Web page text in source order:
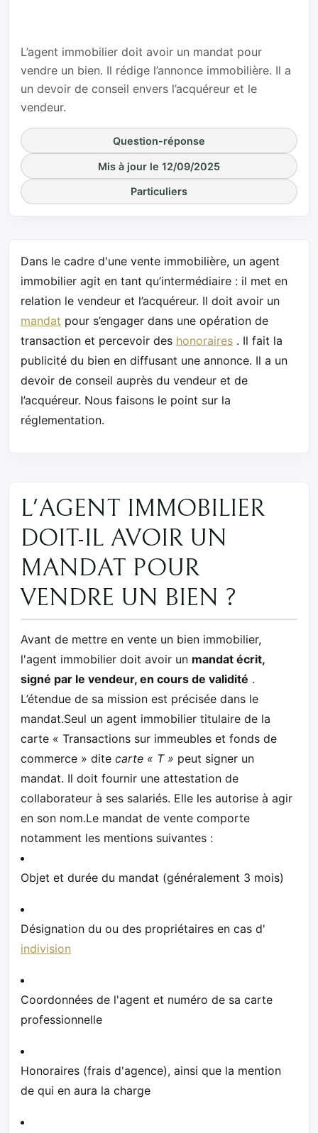
L’agent immobilier doit avoir un mandat pour
vendre un bien. Il rédige l’annonce immobilière. Il a
un devoir de conseil envers l’acquéreur et le
vendeur.
Question-réponse
Mis à jour le 12/09/2025
Particuliers
Dans le cadre d'une vente immobilière, un agent
immobilier agit en tant qu’intermédiaire : il met en
relation le vendeur et l’acquéreur. Il doit avoir un
mandat pour s’engager dans une opération de
transaction et percevoir des honoraires . Il fait la
publicité du bien en diffusant une annonce. Il a un
devoir de conseil auprès du vendeur et de
l’acquéreur. Nous faisons le point sur la
réglementation.
L'AGENT IMMOBILIER
DOIT-IL AVOIR UN
MANDAT POUR
VENDRE UN BIEN ?
Avant de mettre en vente un bien immobilier,
l'agent immobilier doit avoir un mandat écrit,
signé par le vendeur, en cours de validité .
L’étendue de sa mission est précisée dans le
mandat.Seul un agent immobilier titulaire de la
carte « Transactions sur immeubles et fonds de
commerce » dite carte « T » peut signer un
mandat. Il doit fournir une attestation de
collaborateur à ses salariés. Elle les autorise à agir
en son nom.Le mandat de vente comporte
notamment les mentions suivantes :
Objet et durée du mandat (généralement 3 mois)
Désignation du ou des propriétaires en cas d'
indivision
Coordonnées de l'agent et numéro de sa carte
professionnelle
Honoraires (frais d'agence), ainsi que la mention
de qui en aura la charge